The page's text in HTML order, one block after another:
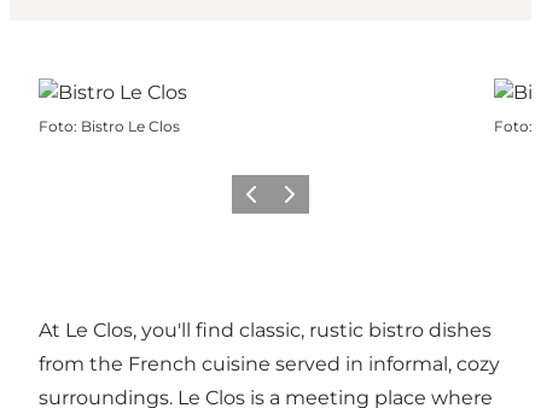
Foto: Bistro Le Clos Foto:
Precedente
Avanti
At Le Clos, you'll find classic, rustic bistro dishes
from the French cuisine served in informal, cozy
surroundings. Le Clos is a meeting place where